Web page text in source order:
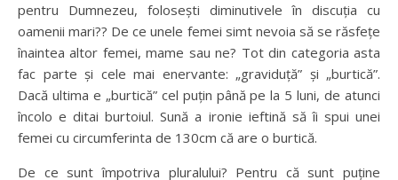
pentru Dumnezeu, folosești diminutivele în discuția cu
oamenii mari?? De ce unele femei simt nevoia să se răsfețe
înaintea altor femei, mame sau ne? Tot din categoria asta
fac parte și cele mai enervante: „graviduță” și „burtică”.
Dacă ultima e „burtică” cel puțin până pe la 5 luni, de atunci
încolo e ditai burtoiul. Sună a ironie ieftină să îi spui unei
femei cu circumferinta de 130cm că are o burtică.
De ce sunt împotriva pluralului? Pentru că sunt puține